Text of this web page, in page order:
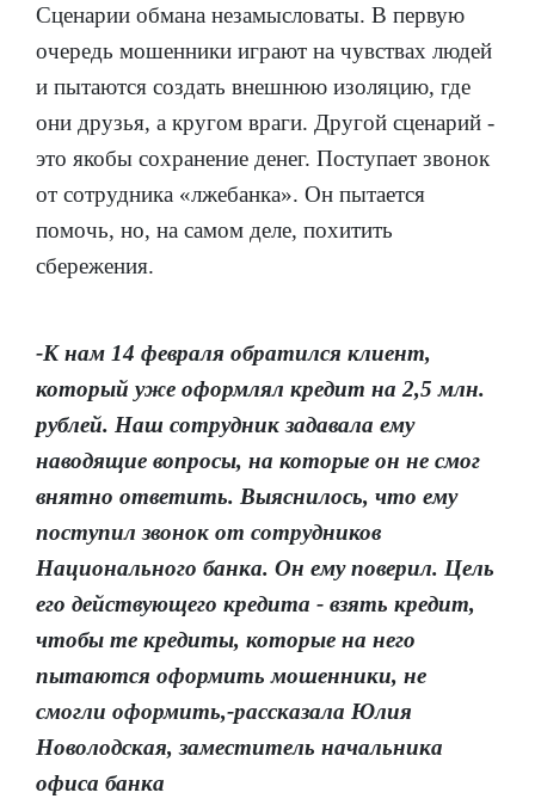
Сценарии обмана незамысловаты. В первую
очередь мошенники играют на чувствах людей
и пытаются создать внешнюю изоляцию, где
они друзья, а кругом враги. Другой сценарий -
это якобы сохранение денег. Поступает звонок
от сотрудника «лжебанка». Он пытается
помочь, но, на самом деле, похитить
сбережения.
-К нам 14 февраля обратился клиент,
который уже оформлял кредит на 2,5 млн.
рублей. Наш сотрудник задавала ему
наводящие вопросы, на которые он не смог
внятно ответить. Выяснилось, что ему
поступил звонок от сотрудников
Национального банка. Он ему поверил. Цель
его действующего кредита - взять кредит,
чтобы те кредиты, которые на него
пытаются оформить мошенники, не
смогли оформить,-рассказала Юлия
Новолодская, заместитель начальника
офиса банка